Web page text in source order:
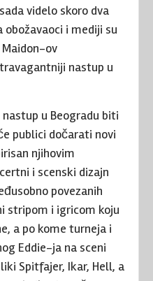
videlo skoro dva
i mediji su
ov
nastup u
u Beogradu biti
publici dočarati novi
njihovim
i scenski dizajn
povezanih
stripom i igricom koju
a po kome turneja i
Eddie-ja na sceni
Spitfajer, Ikar, Hell, a